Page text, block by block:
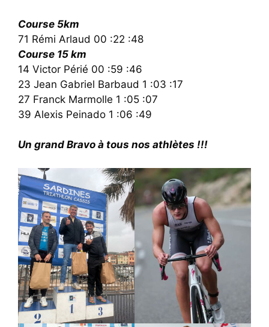
Course 5km
71 Rémi Arlaud 00 :22 :48
Course 15 km
14 Victor Périé 00 :59 :46
23 Jean Gabriel Barbaud 1 :03 :17
27 Franck Marmolle 1 :05 :07
39 Alexis Peinado 1 :06 :49
Un grand Bravo à tous nos athlètes !!!